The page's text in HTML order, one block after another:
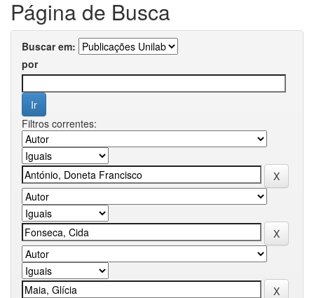
Página de Busca
Buscar em:
por
Filtros correntes: